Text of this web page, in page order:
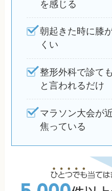
を感じる
朝起きた時に膝
くい
整形外科で診て
と言われるだけ
マラソン大会が
焦っている